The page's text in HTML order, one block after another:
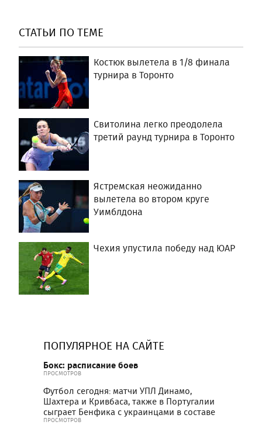
СТАТЬИ ПО ТЕМЕ
Костюк вылетела в 1/8 финала
турнира в Торонто
Свитолина легко преодолела
третий раунд турнира в Торонто
Ястремская неожиданно
вылетела во втором круге
Уимблдона
Чехия упустила победу над ЮАР
ПОПУЛЯРНОЕ НА САЙТЕ
Бокс: расписание боев
ПРОСМОТРОВ
Футбол сегодня: матчи УПЛ Динамо,
Шахтера и Кривбаса, также в Португалии
сыграет Бенфика с украинцами в составе
ПРОСМОТРОВ